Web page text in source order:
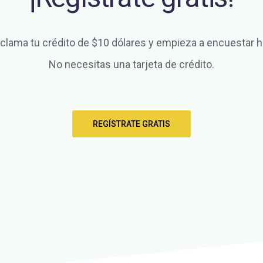
tu crédito de $10 dólares y empieza a encuestar
No necesitas una tarjeta de crédito.
REGÍSTRATE GRATIS